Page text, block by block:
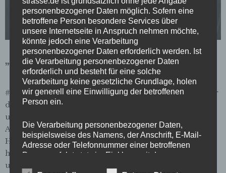
„Aufklärung ist fast schon ein Schimpfwort“
#53 DOM: Früher war Horst Isola Landesvorsitzender
der SPD, heute kämpft er für die Trennung von Staat
und Kirche. Ein Gespräch über Lobbyismus,
Auschwitz, die Sozialdemokratie und 20 Schläge
Haben Sie eine Mission, Herr Isola? Mission wäre zu
hoch gegriffen, aber ich habe politische Auffassungen
und Grundsätze. Eine davon ist die Trennung von
personenbezogener Daten möglich. Sofern eine
betroffene Person besondere Services über
unsere Internetseite in Anspruch nehmen möchte,
könnte jedoch eine Verarbeitung
personenbezogener Daten erforderlich werden. Ist
die Verarbeitung personenbezogener Daten
erforderlich und besteht für eine solche
Verarbeitung keine gesetzliche Grundlage, holen
wir generell eine Einwilligung der betroffenen
Person ein.
Die Verarbeitung personenbezogener Daten,
beispielsweise des Namens, der Anschrift, E-Mail-
Adresse oder Telefonnummer einer betroffenen
Person, erfolgt stets im Einklang mit der